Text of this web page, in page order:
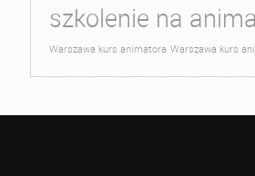
szkolenie na
Warszawa kurs animatora Warszawa kurs